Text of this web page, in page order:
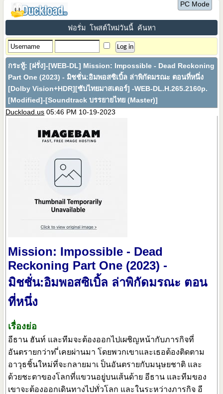
PC Mode
ฟอรั่ม โพสต์ใหม่วันนี้ ค้นหา
กระทู้:[ฝรั่ง]-[WEB-DL] Mission: Impossible - Dead Reckoning
Part One (2023) - มิชชั่น:อิมพอสซิเบิ้ล ล่าพิกัดมรณะ ตอนที่หนึ่ง
[Dolby Vision+HDR][ซับไทยมาสเตอร์] -WEB-DL.H.265.2160p.
[Modified]-[Soundtrack บรรยายไทย (Master)]
Duckload.us 05:46 PM 10-19-2023
Mission: Impossible - Dead
Reckoning Part One (2023) -
มิชชั่น:อิมพอสซิเบิ้ล ล่าพิกัดมรณะ ตอน
ที่หนึ่ง
เรื่องย่อ
อีธาน ฮันท์ และทีมจะต้องออกไปเผชิญหน้ากับภารกิจที่
อันตรายกว่าท ี่เคยผ่านมา โดยพวกเขาและเธอต้องติดตาม
อาวุธชิ้นใหม่ที่จะกลายมาเ ป็นอันตรายกับมนุษยชาติ และ
ด้วยชะตาของโลกที่แขวนอยู่บนเส้นด้าย อีธาน และทีมของ
เขาจะต้องออกเดินทางไปทั่วโลก และในระหว่างภารกิจ อี